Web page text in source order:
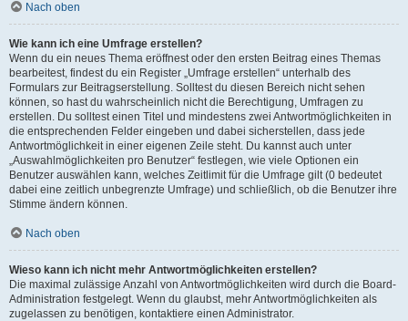
Nach oben
Wie kann ich eine Umfrage erstellen?
Wenn du ein neues Thema eröffnest oder den ersten Beitrag eines Themas
bearbeitest, findest du ein Register „Umfrage erstellen“ unterhalb des
Formulars zur Beitragserstellung. Solltest du diesen Bereich nicht sehen
können, so hast du wahrscheinlich nicht die Berechtigung, Umfragen zu
erstellen. Du solltest einen Titel und mindestens zwei Antwortmöglichkeiten in
die entsprechenden Felder eingeben und dabei sicherstellen, dass jede
Antwortmöglichkeit in einer eigenen Zeile steht. Du kannst auch unter
„Auswahlmöglichkeiten pro Benutzer“ festlegen, wie viele Optionen ein
Benutzer auswählen kann, welches Zeitlimit für die Umfrage gilt (0 bedeutet
dabei eine zeitlich unbegrenzte Umfrage) und schließlich, ob die Benutzer ihre
Stimme ändern können.
Nach oben
Wieso kann ich nicht mehr Antwortmöglichkeiten erstellen?
Die maximal zulässige Anzahl von Antwortmöglichkeiten wird durch die Board-
Administration festgelegt. Wenn du glaubst, mehr Antwortmöglichkeiten als
zugelassen zu benötigen, kontaktiere einen Administrator.